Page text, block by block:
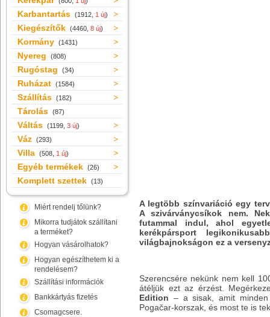
Karbantartás (1912, 1 új)
Kiegészítők (4460, 8 új)
Kormány (1431)
Nyereg (808)
Rugóstag (34)
Ruházat (1584)
Szállítás (182)
Tárolás (87)
Váltás (1199, 3 új)
Váz (293)
Villa (508, 1 új)
Egyéb termékek (26)
Komplett szettek (13)
Miért rendelj tőlünk?
Mikorra tudjátok szállítani
a terméket?
Hogyan vásárolhatok?
Hogyan egészíthetem ki a
rendelésem?
Szállítási információk
Bankkártyás fizetés
Csomagcsere.
A legtöbb színvariáció egy
A szivárványcsíkok nem.
futammal indul, ahol
kerékpársport
világbajnokságon ez a
Szerencsére nekünk nem kell
átéljük ezt az érzést.
Edition – a sisak, amit
Pogačar-korszak, és most te is